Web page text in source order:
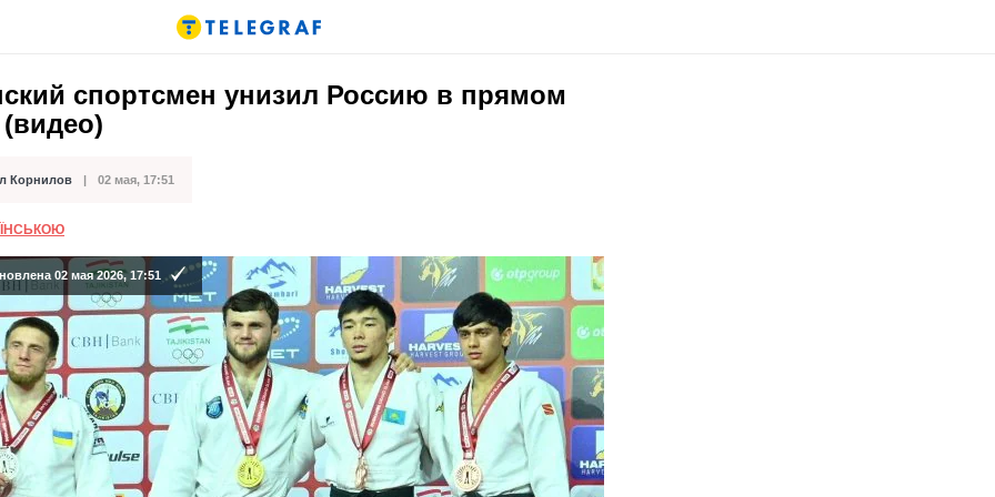
спортсмен унизил Россию в прямом
Корнилов 02 мая, 17:51
02 мая 2026, 17:51